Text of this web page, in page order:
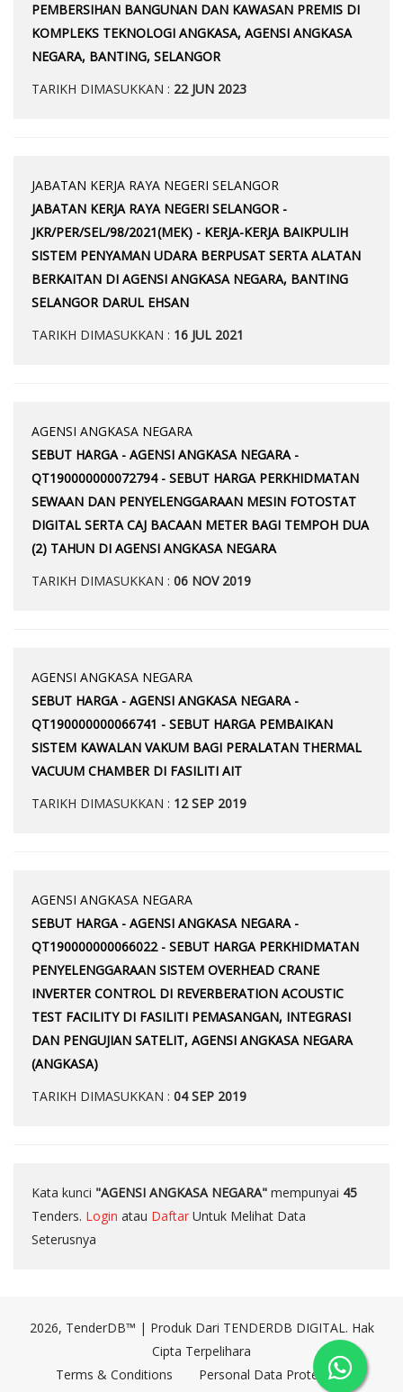
PEMBERSIHAN BANGUNAN DAN KAWASAN PREMIS DI
KOMPLEKS TEKNOLOGI ANGKASA, AGENSI ANGKASA
NEGARA, BANTING, SELANGOR
TARIKH DIMASUKKAN : 22 JUN 2023
JABATAN KERJA RAYA NEGERI SELANGOR
JABATAN KERJA RAYA NEGERI SELANGOR -
JKR/PER/SEL/98/2021(MEK) - KERJA-KERJA BAIKPULIH
SISTEM PENYAMAN UDARA BERPUSAT SERTA ALATAN
BERKAITAN DI AGENSI ANGKASA NEGARA, BANTING
SELANGOR DARUL EHSAN
TARIKH DIMASUKKAN : 16 JUL 2021
AGENSI ANGKASA NEGARA
SEBUT HARGA - AGENSI ANGKASA NEGARA -
QT190000000072794 - SEBUT HARGA PERKHIDMATAN
SEWAAN DAN PENYELENGGARAAN MESIN FOTOSTAT
DIGITAL SERTA CAJ BACAAN METER BAGI TEMPOH DUA
(2) TAHUN DI AGENSI ANGKASA NEGARA
TARIKH DIMASUKKAN : 06 NOV 2019
AGENSI ANGKASA NEGARA
SEBUT HARGA - AGENSI ANGKASA NEGARA -
QT190000000066741 - SEBUT HARGA PEMBAIKAN
SISTEM KAWALAN VAKUM BAGI PERALATAN THERMAL
VACUUM CHAMBER DI FASILITI AIT
TARIKH DIMASUKKAN : 12 SEP 2019
AGENSI ANGKASA NEGARA
SEBUT HARGA - AGENSI ANGKASA NEGARA -
QT190000000066022 - SEBUT HARGA PERKHIDMATAN
PENYELENGGARAAN SISTEM OVERHEAD CRANE
INVERTER CONTROL DI REVERBERATION ACOUSTIC
TEST FACILITY DI FASILITI PEMASANGAN, INTEGRASI
DAN PENGUJIAN SATELIT, AGENSI ANGKASA NEGARA
(ANGKASA)
TARIKH DIMASUKKAN : 04 SEP 2019
Kata kunci "AGENSI ANGKASA NEGARA" mempunyai 45
Tenders. Login atau Daftar Untuk Melihat Data
Seterusnya
2026, TenderDB™ | Produk Dari TENDERDB DIGITAL. Hak
Cipta Terpelihara
Terms & Conditions
Personal Data Protection